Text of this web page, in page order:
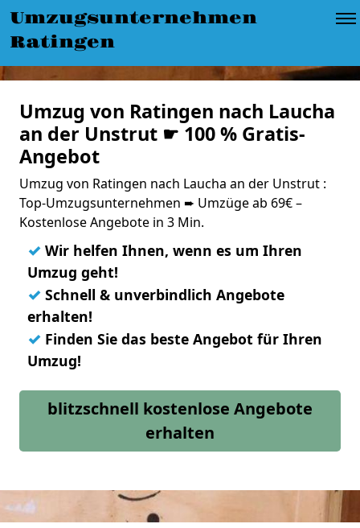
Umzugsunternehmen
Ratingen
Umzug von Ratingen nach Laucha
an der Unstrut ☛ 100 % Gratis-
Angebot
Umzug von Ratingen nach Laucha an der Unstrut :
Top-Umzugsunternehmen ➨ Umzüge ab 69€ –
Kostenlose Angebote in 3 Min.
✓ Wir helfen Ihnen, wenn es um Ihren
Umzug geht!
✓ Schnell & unverbindlich Angebote
erhalten!
✓ Finden Sie das beste Angebot für Ihren
Umzug!
blitzschnell kostenlose Angebote
erhalten